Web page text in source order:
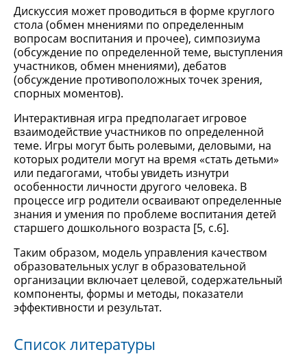
Дискуссия может проводиться в форме круглого
стола (обмен мнениями по определенным
вопросам воспитания и прочее), симпозиума
(обсуждение по определенной теме, выступления
участников, обмен мнениями), дебатов
(обсуждение противоположных точек зрения,
спорных моментов).
Интерактивная игра предполагает игровое
взаимодействие участников по определенной
теме. Игры могут быть ролевыми, деловыми, на
которых родители могут на время «стать детьми»
или педагогами, чтобы увидеть изнутри
особенности личности другого человека. В
процессе игр родители осваивают определенные
знания и умения по проблеме воспитания детей
старшего дошкольного возраста [5, c.6].
Таким образом, модель управления качеством
образовательных услуг в образовательной
организации включает целевой, содержательный
компоненты, формы и методы, показатели
эффективности и результат.
Список литературы